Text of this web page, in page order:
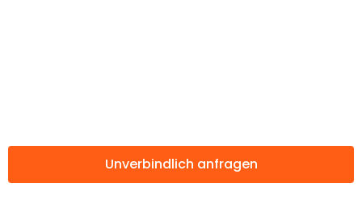
Unverbindlich anfragen